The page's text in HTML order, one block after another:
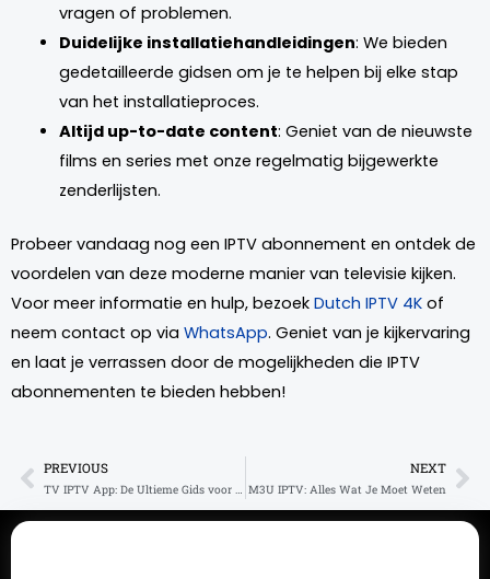
vragen of problemen.
Duidelijke installatiehandleidingen: We bieden
gedetailleerde gidsen om je te helpen bij elke stap
van het installatieproces.
Altijd up-to-date content: Geniet van de nieuwste
films en series met onze regelmatig bijgewerkte
zenderlijsten.
Probeer vandaag nog een IPTV abonnement en ontdek de
voordelen van deze moderne manier van televisie kijken.
Voor meer informatie en hulp, bezoek Dutch IPTV 4K of
neem contact op via WhatsApp. Geniet van je kijkervaring
en laat je verrassen door de mogelijkheden die IPTV
abonnementen te bieden hebben!
Prev
PREVIOUS
TV IPTV App: De Ultieme Gids voor Installatie en Gebruik
NEXT
M3U IPTV: Alles Wat Je Moet Weten